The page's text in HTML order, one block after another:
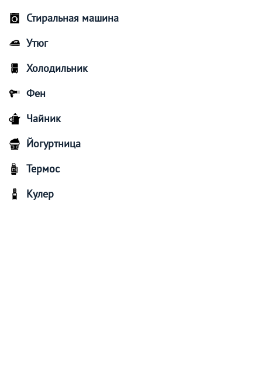
Стиральная машина
Утюг
Холодильник
Фен
Чайник
Йогуртница
Термос
Кулер